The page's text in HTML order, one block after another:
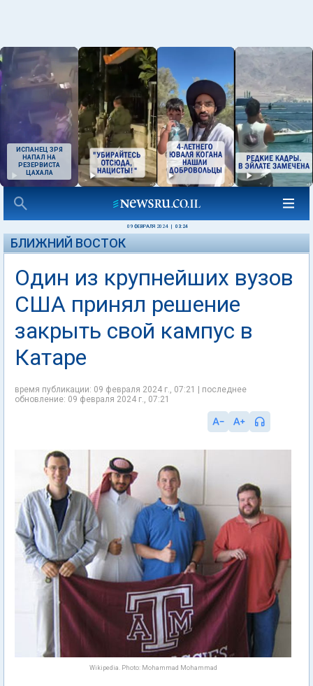
ИСПАНЕЦ ЗРЯ
НАПАЛ НА
РЕЗЕРВИСТА
ЦАХАЛА
09 ФЕВРАЛЯ 2024 03:24
БЛИЖНИЙ ВОСТОК
Один из крупнейших вузов
США принял решение
закрыть свой кампус в
Катаре
время публикации: 09 февраля 2024 г., 07:21 | последнее
обновление: 09 февраля 2024 г., 07:21
Wikipedia. Photo: Mohammad Mohammad